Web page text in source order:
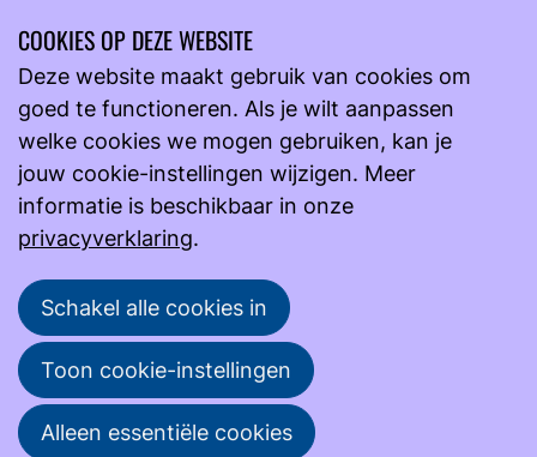
Over NVML NVML-prijzen
NVML-prijzen
Bij het 40-jarig bestaan van de vereniging (1986)
werden 2 prijzen ingesteld: de
deZilveren Vlam.
DeAnna Wichersprijs(naar één van de eerste
medisch analisten), die driejaarlijks wordt uitgereikt
aan de biomedisch laboratoriummedewerker die de
beste publicatie in Analyse heeft geschreven.
COOKIES OP DEZE WEBSITE
Deze website maakt gebruik van cookies om
goed te functioneren. Als je wilt aanpassen
welke cookies we mogen gebruiken, kan je
jouw cookie-instellingen wijzigen. Meer
informatie is beschikbaar in onze
privacyverklaring.
Schakel alle cookies in
Toon cookie-instellingen
Alleen essentiële cookies